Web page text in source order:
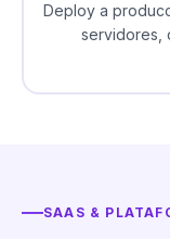
Deploy a
servidores,
SAAS &